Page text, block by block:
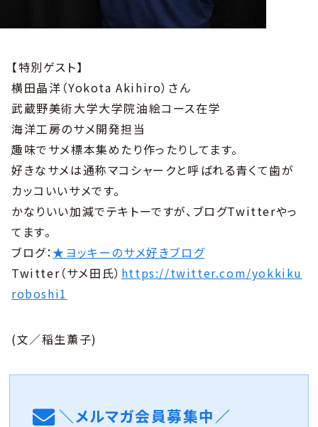
【特別ゲスト】
横田晶洋（Yokota Akihiro）さん
武蔵野美術大学大学院油絵コース在学
海洋工房のサメ開発担当
趣味でサメ標本集めたり作ったりしてます。
好きなサメは通称マコシャークと呼ばれる青くて歯が
カッコいいサメです。
かなりいい加減でテキトーですが、ブログTwitterやっ
てます。
ブログ：★ヨッキーのサメ好きブログ
Twitter（サメ田氏） https://twitter.com/yokkiku
roboshi1
(文／稲生薫子)
＼メルマガ会員募集中／